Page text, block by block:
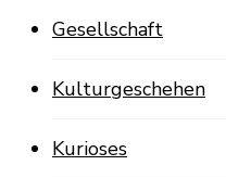
Gesellschaft
Kulturgeschehen
Kurioses